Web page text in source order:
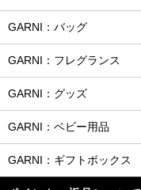
GARNI：バッグ
GARNI：フレグランス
GARNI：グッズ
GARNI：ベビー用品
GARNI：ギフトボックス